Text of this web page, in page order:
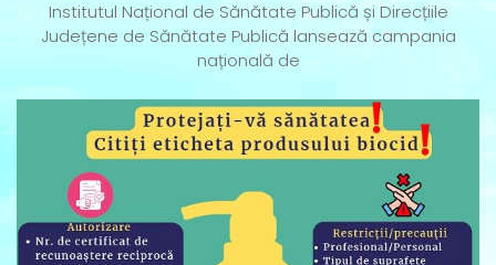
Institutul Național de Sănătate Publică și Direcțiile
Județene de Sănătate Publică lansează campania
națională de